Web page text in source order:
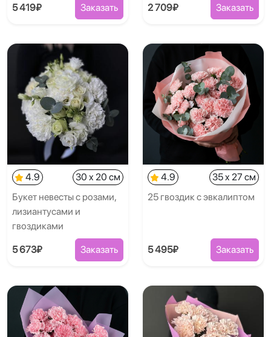
5 419₽ Заказать 2 709₽ Заказать
4.9
30 x 20 см
Букет невесты с розами,
лизиантусами и
гвоздиками
5 673₽ Заказать
4.9
35 x 27 см
25 гвоздик с эвкалиптом
5 495₽ Заказать